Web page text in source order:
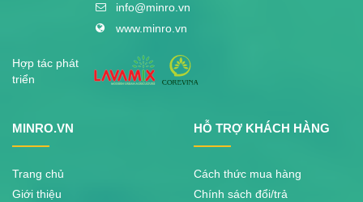
info@minro.vn
www.minro.vn
Hợp tác phát
triển
MINRO.VN
Trang chủ
Giới thiệu
HỖ TRỢ KHÁCH HÀNG
Cách thức mua hàng
Chính sách đổi/trả